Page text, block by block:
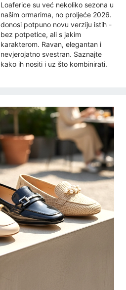
Loaferice su već nekoliko sezona u
našim ormarima, no proljeće 2026.
donosi potpuno novu verziju istih -
bez potpetice, ali s jakim
karakterom. Ravan, elegantan i
nevjerojatno svestran. Saznajte
kako ih nositi i uz što kombinirati.